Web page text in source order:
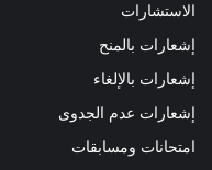
الاستشارات
إشعارات بالمنح
إشعارات بالإلغاء
إشعارات عدم الجدوى
امتحانات ومسابقات